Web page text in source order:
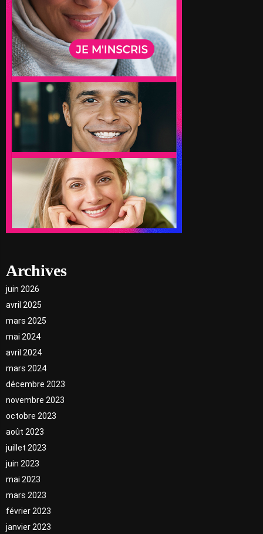
Archives
juin 2026
avril 2025
mars 2025
mai 2024
avril 2024
mars 2024
décembre 2023
novembre 2023
octobre 2023
août 2023
juillet 2023
juin 2023
mai 2023
mars 2023
février 2023
janvier 2023